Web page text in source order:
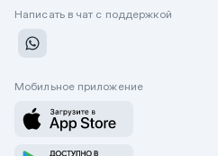
Написать в чат с поддержкой
Мобильное приложение